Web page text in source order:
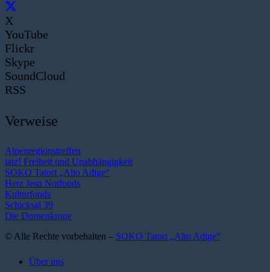
X
YouTube
Flickr
Skype
SoundCloud
RSS
Verweise
Alpenregionstreffen
iatz! Freiheit und Unabhängigkeit
SOKO Tatort „Alto Adige“
Herz Jesu Notfonds
Kulturfonds
Schicksal 39
Die Dornenkrone
© Alle Rechte vorbehalten – SOKO Tatort „Alto Adige“
Über uns